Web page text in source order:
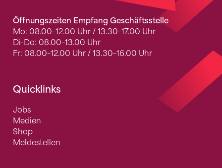
Öffnungszeiten Empfang Geschäftsstelle
Mo: 08.00–12.00 Uhr / 13.30–17.00 Uhr
Di-Do: 08.00–13.00 Uhr
Fr: 08.00–12.00 Uhr / 13.30–16.00 Uhr
Quicklinks
Jobs
Medien
Shop
Meldestellen